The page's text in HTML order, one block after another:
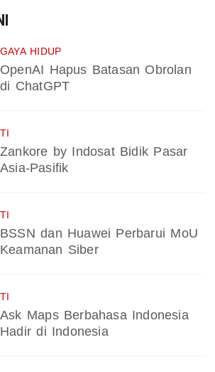
GAYA HIDUP
OpenAI Hapus Batasan Obrolan
di ChatGPT
TI
Zankore by Indosat Bidik Pasar
Asia-Pasifik
TI
BSSN dan Huawei Perbarui MoU
Keamanan Siber
TI
Ask Maps Berbahasa Indonesia
Hadir di Indonesia